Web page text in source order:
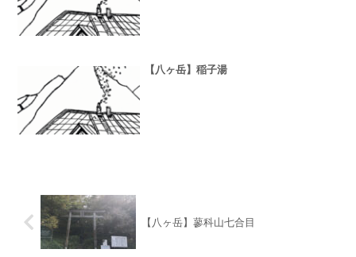
【八ヶ岳】稲子湯
【八ヶ岳】蓼科山七合目